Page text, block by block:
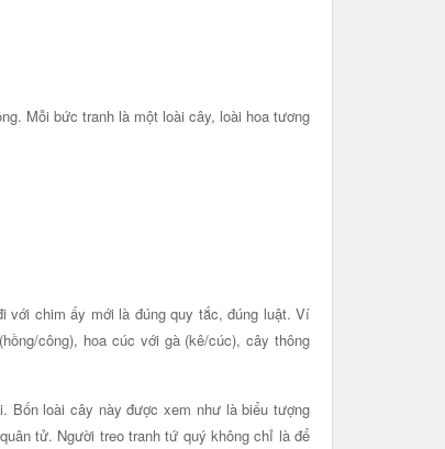
Mỗi bức tranh là một loài cây, loài hoa tương
với chim ấy mới là đúng quy tắc, đúng luật. Ví
công), hoa cúc với gà (kê/cúc), cây thông
Bốn loài cây này được xem như là biểu tượng
tử. Người treo tranh tứ quý không chỉ là để